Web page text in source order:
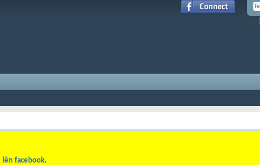
lên facebook.